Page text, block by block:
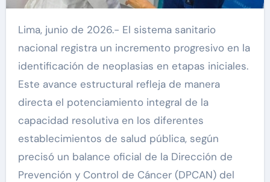
Lima, junio de 2026.- El sistema sanitario
nacional registra un incremento progresivo en la
identificación de neoplasias en etapas iniciales.
Este avance estructural refleja de manera
directa el potenciamiento integral de la
capacidad resolutiva en los diferentes
establecimientos de salud pública, según
precisó un balance oficial de la Dirección de
Prevención y Control de Cáncer (DPCAN) del